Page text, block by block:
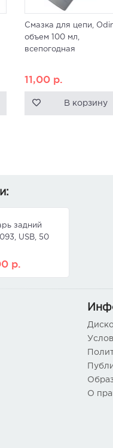
Смазка для цепи,
объем 100 мл,
всепогодная
11,00 р.
В корзину
задний
USB, 50
р.
О